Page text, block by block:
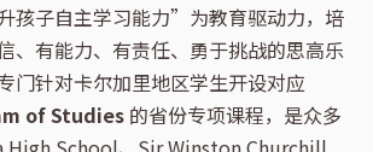
孩子自主学习能力”为教育驱动力，培
、有能力、有责任、勇于挑战的思高乐
门针对卡尔加里地区学生开设对应
of Studies 的省份专项课程，是众多